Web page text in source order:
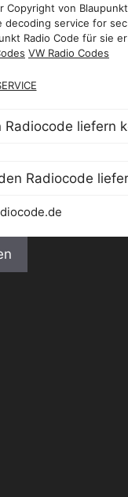
von
decoding service for
Radio Code für sie
VW Radio Codes